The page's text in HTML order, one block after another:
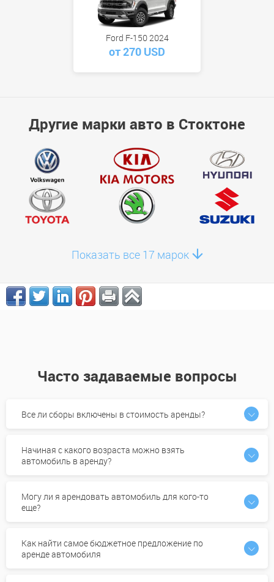
Ford F-150 2024
от 270 USD
Другие марки авто в Стоктоне
Показать все 17 марок
Часто задаваемые вопросы
Все ли сборы включены в стоимость аренды?
Начиная с какого возраста можно взять
автомобиль в аренду?
Могу ли я арендовать автомобиль для кого-то
еще?
Как найти самое бюджетное предложение по
аренде автомобиля